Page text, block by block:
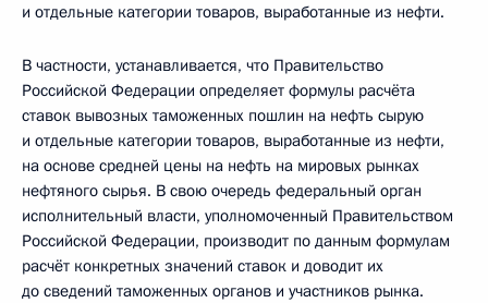
и отдельные категории товаров, выработанные из нефти.
В частности, устанавливается, что Правительство
Российской Федерации определяет формулы расчёта
ставок вывозных таможенных пошлин на нефть сырую
и отдельные категории товаров, выработанные из нефти,
на основе средней цены на нефть на мировых рынках
нефтяного сырья. В свою очередь федеральный орган
исполнительный власти, уполномоченный Правительством
Российской Федерации, производит по данным формулам
расчёт конкретных значений ставок и доводит их
до сведений таможенных органов и участников рынка.